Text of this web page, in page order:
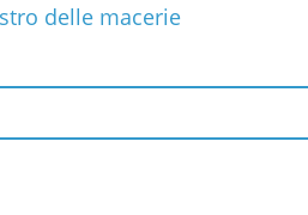
delle macerie